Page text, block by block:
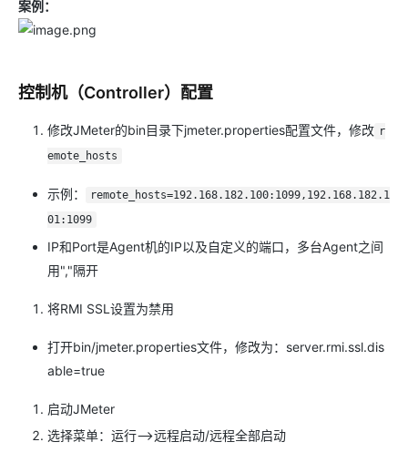
案例：
控制机（Controller）配置
修改JMeter的bin目录下jmeter.properties配置文件，修改 r
emote_hosts
示例：
remote_hosts=192.168.182.100:1099,192.168.182.1
01:1099
IP和Port是Agent机的IP以及自定义的端口，多台Agent之间
用","隔开
将RMI SSL设置为禁用
打开bin/jmeter.properties文件，修改为：server.rmi.ssl.dis
able=true
启动JMeter
选择菜单：运行-->远程启动/远程全部启动